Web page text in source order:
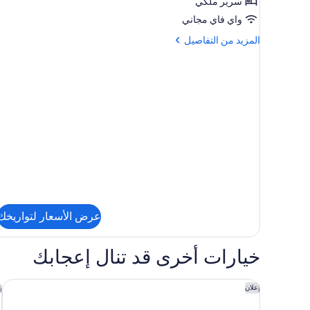
لغير
المدخنين
واي فاي مجاني
المزيد من التفاصيل
المزيد
عرض الأسعار
خيارات أخرى قد تنال إعجابك
إعلان
سبرنجهيل سويتس باي ماريوت ويست ميلبورن بالم باي